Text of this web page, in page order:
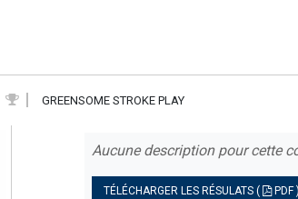
GREENSOME STROKE PLAY
Aucune description pour cette
TÉLÉCHARGER LES RÉSULATS ( PDF )